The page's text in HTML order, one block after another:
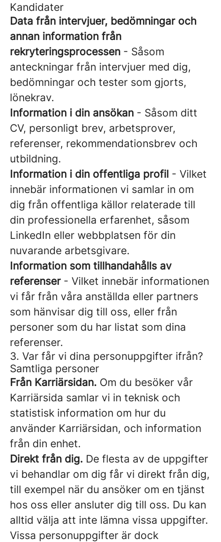
Kandidater
Data från intervjuer, bedömningar och
annan information från
rekryteringsprocessen - Såsom
anteckningar från intervjuer med dig,
bedömningar och tester som gjorts,
lönekrav.
Information i din ansökan - Såsom ditt
CV, personligt brev, arbetsprover,
referenser, rekommendationsbrev och
utbildning.
Information i din offentliga profil - Vilket
innebär informationen vi samlar in om
dig från offentliga källor relaterade till
din professionella erfarenhet, såsom
LinkedIn eller webbplatsen för din
nuvarande arbetsgivare.
Information som tillhandahålls av
referenser- Vilket innebär informationen
vi får från våra anställda eller partners
som hänvisar dig till oss, eller från
personer som du har listat som dina
referenser.
3. Var får vi dina personuppgifter ifrån?
Samtliga personer
Från Karriärsidan. Om du besöker vår
Karriärsida samlar vi in teknisk och
statistisk information om hur du
använder Karriärsidan, och information
från din enhet.
Direkt från dig. De flesta av de uppgifter
vi behandlar om dig får vi direkt från dig,
till exempel när du ansöker om en tjänst
hos oss eller ansluter dig till oss. Du kan
alltid välja att inte lämna vissa uppgifter.
Vissa personuppgifter är dock